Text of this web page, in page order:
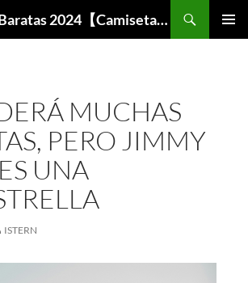
Camisetas NBA Baratas 2024【Camisetas Especiales Baloncesto】
MUCHAS
PERO JIMMY
UNA
ISTERN